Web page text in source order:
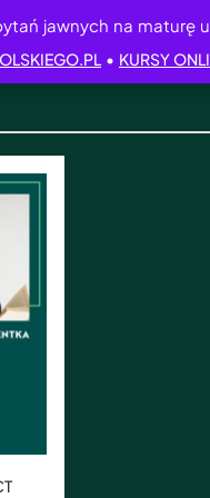
jawnych na maturę
• KURSY